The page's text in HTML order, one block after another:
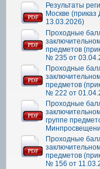
Результаты
Москве
13.03.2026)
Проходные
предметов
№ 235 от
Проходные
предметов
№ 222 от
Проходные
группе
Проходные
предметов
№ 156 от